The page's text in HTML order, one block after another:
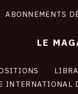
ABONNEMENTS
LE
INTERNATIONAL